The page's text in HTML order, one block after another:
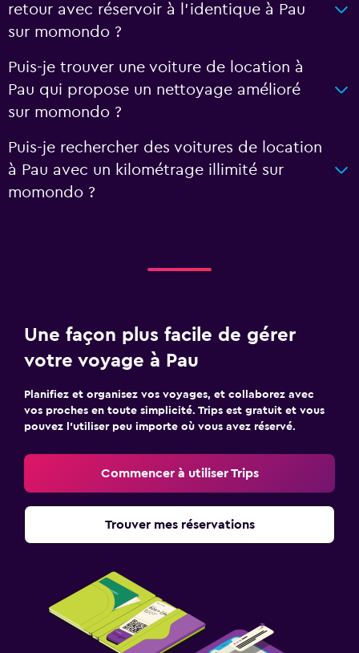
retour avec réservoir à l’identique à Pau
sur momondo ?
Puis-je trouver une voiture de location à
Pau qui propose un nettoyage amélioré
sur momondo ?
Puis-je rechercher des voitures de location
à Pau avec un kilométrage illimité sur
momondo ?
Une façon plus facile de gérer
votre voyage à Pau
Planifiez et organisez vos voyages, et collaborez avec
vos proches en toute simplicité. Trips est gratuit et vous
pouvez l’utiliser peu importe où vous avez réservé.
Commencer à utiliser Trips
Trouver mes réservations